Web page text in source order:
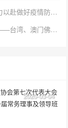
上一篇：风雨同舟 共抗疫情——北京佛教界全力以赴做好疫情防控工作
下一篇：同根同源守望相助 合力致远共克时艰——台湾、澳门佛教界捐赠款物助力抗击新冠病毒疫情
2020-03-04